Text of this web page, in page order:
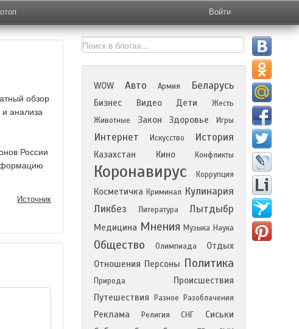
Войти
обзор
анализа
России
Источник
WOW Авто Армия Беларусь
Бизнес Видео Дети
Жесть
Животные
Закон Здоровье Игры
Интернет Искусство История
Казахстан Кино Конфликты
Коронавирус Коррупция
Косметичка Криминал Кулинария
Ликбез
Литература Лытдыбр
Медицина Мнения Музыка Наука
Общество Олимпиада
Отдых
Отношения Персоны Политика
Природа
Происшествия
Путешествия
Разное Разоблачения
Реклама Религия СНГ
Сиськи